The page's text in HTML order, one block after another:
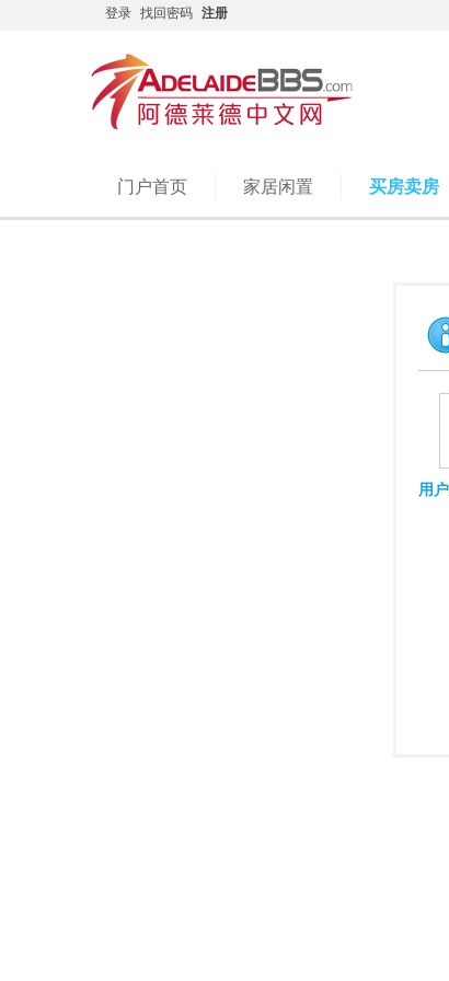
登录 找回密码 注册
门户首页 家居闲置 买房卖房
用